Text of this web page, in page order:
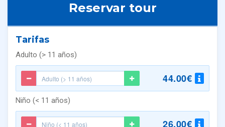
Reservar tour
Tarifas
Adulto (> 11 años)
44.00€
Niño (< 11 años)
26.00€